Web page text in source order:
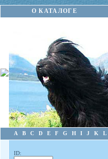
О КАТАЛОГЕ
A B C D E F G H I J K L
ID: